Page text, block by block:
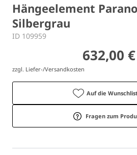
Hängeelement
Silbergrau
ID 109959
632,00
zzgl. Liefer-/Versandkosten
Auf die
Fragen zum